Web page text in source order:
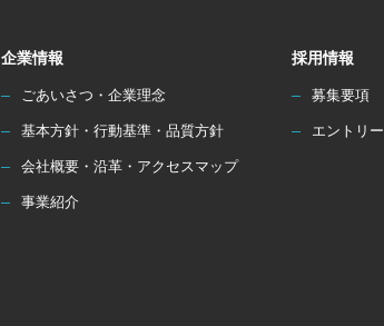
企業情報
ごあいさつ・企業理念
基本方針・行動基準・品質方針
会社概要・沿革・アクセスマップ
事業紹介
採用情報
募集要項
エントリー